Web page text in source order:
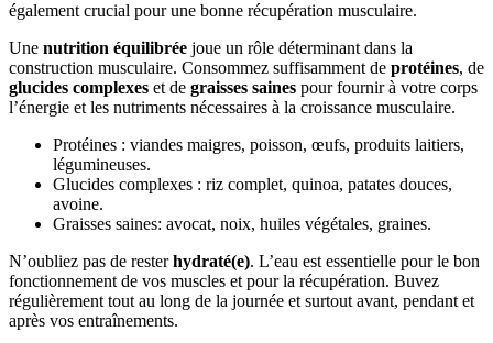
également crucial pour une bonne récupération musculaire.
Une nutrition équilibrée joue un rôle déterminant dans la
construction musculaire. Consommez suffisamment de protéines, de
glucides complexes et de graisses saines pour fournir à votre corps
l’énergie et les nutriments nécessaires à la croissance musculaire.
Protéines : viandes maigres, poisson, œufs, produits laitiers,
légumineuses.
Glucides complexes : riz complet, quinoa, patates douces,
avoine.
Graisses saines: avocat, noix, huiles végétales, graines.
N’oubliez pas de resterhydraté(e). L’eau est essentielle pour le bon
fonctionnement de vos muscles et pour la récupération. Buvez
régulièrement tout au long de la journée et surtout avant, pendant et
après vos entraînements.